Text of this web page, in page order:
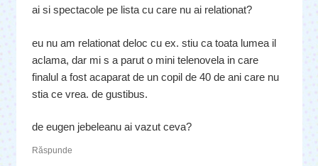
ai si spectacole pe lista cu care nu ai relationat?
eu nu am relationat deloc cu ex. stiu ca toata lumea il
aclama, dar mi s a parut o mini telenovela in care
finalul a fost acaparat de un copil de 40 de ani care nu
stia ce vrea. de gustibus.
de eugen jebeleanu ai vazut ceva?
Răspunde